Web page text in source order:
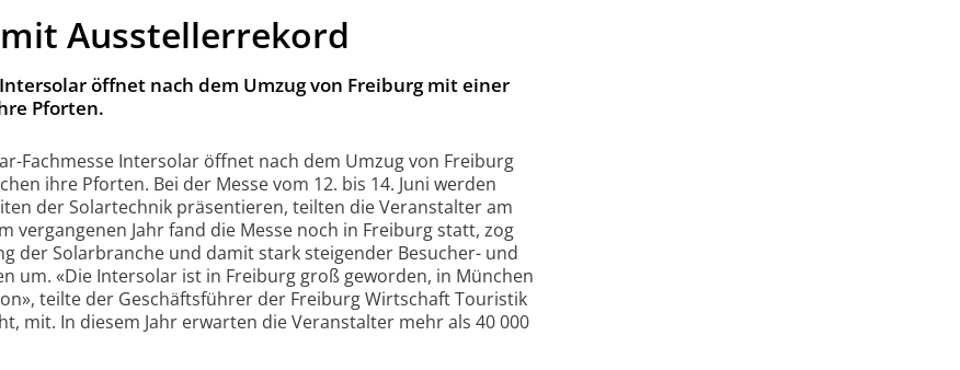
Ausstellerrekord
öffnet nach dem Umzug von Freiburg mit einer
Pforten.
Fachmesse Intersolar öffnet nach dem Umzug von Freiburg
ihre Pforten. Bei der Messe vom 12. bis 14. Juni werden
der Solartechnik präsentieren, teilten die Veranstalter am
vergangenen Jahr fand die Messe noch in Freiburg statt, zog
der Solarbranche und damit stark steigender Besucher- und
um. «Die Intersolar ist in Freiburg groß geworden, in München
teilte der Geschäftsführer der Freiburg Wirtschaft Touristik
mit. In diesem Jahr erwarten die Veranstalter mehr als 40 000